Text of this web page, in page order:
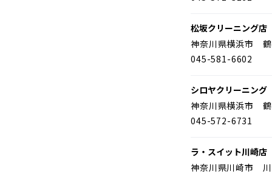
松坂クリーニング店
神奈川県横浜市 鶴
045-581-6602
シロヤクリーニング
神奈川県横浜市 鶴
045-572-6731
ラ・スイット川崎店
神奈川県川崎市 川